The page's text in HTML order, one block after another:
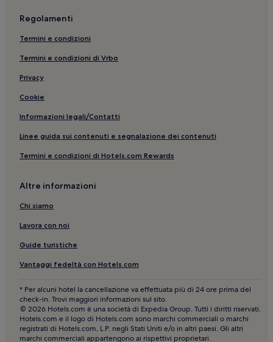
Regolamenti
Termini e condizioni
Termini e condizioni di Vrbo
Privacy
Cookie
Informazioni legali/Contatti
Linee guida sui contenuti e segnalazione dei contenuti
Termini e condizioni di Hotels.com Rewards
Altre informazioni
Chi siamo
Lavora con noi
Guide turistiche
Vantaggi fedeltà con Hotels.com
* Per alcuni hotel la cancellazione va effettuata più di 24 ore prima del
check-in. Trovi maggiori informazioni sul sito.
© 2026 Hotels.com è una società di Expedia Group. Tutti i diritti riservati.
Hotels.com e il logo di Hotels.com sono marchi commerciali o marchi
registrati di Hotels.com, L.P. negli Stati Uniti e/o in altri paesi. Gli altri
marchi commerciali appartengono ai rispettivi proprietari.